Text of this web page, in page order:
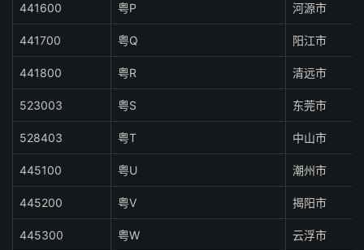
441600 粤P 河源市
441700 粤Q 阳江市
441800 粤R 清远市
523003 粤S 东莞市
528403 粤T 中山市
445100 粤U 潮州市
445200 粤V 揭阳市
445300 粤W 云浮市